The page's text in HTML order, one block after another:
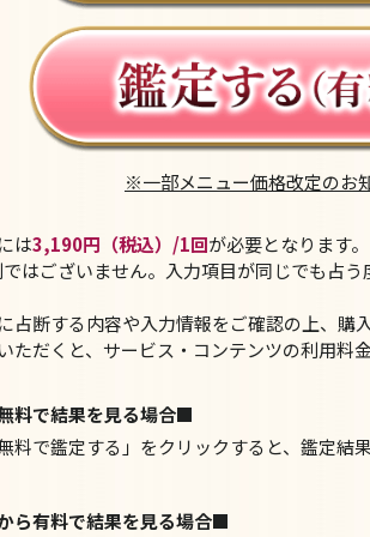
※一部メニュー価格改定のお
は3,190円（税込）/1回が必要となります。
はございません。入力項目が同じでも占う
占断する内容や入力情報をご確認の上、購
ただくと、サービス・コンテンツの利用料
料で結果を見る場合■
料で鑑定する」をクリックすると、鑑定結
ら有料で結果を見る場合■